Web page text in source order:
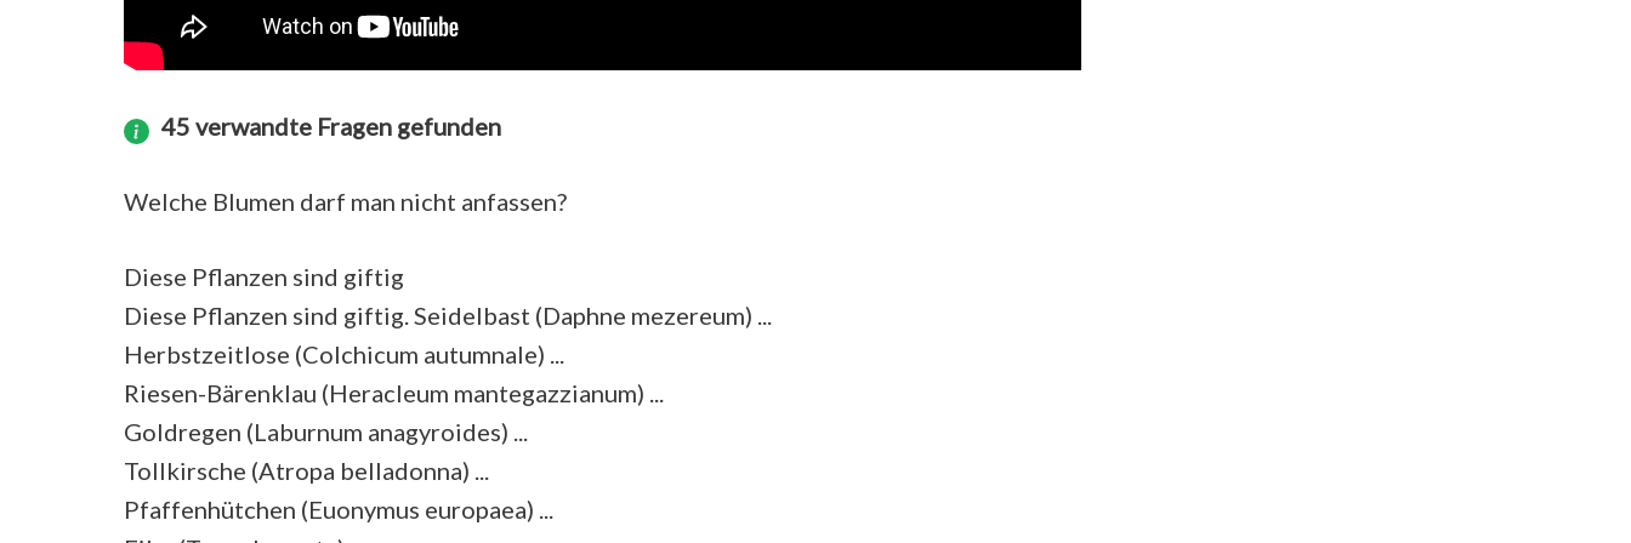
45 verwandte Fragen gefunden
Welche Blumen darf man nicht anfassen?
Diese Pflanzen sind giftig
Diese Pflanzen sind giftig. Seidelbast (Daphne mezereum) ...
Herbstzeitlose (Colchicum autumnale) ...
Riesen-Bärenklau (Heracleum mantegazzianum) ...
Goldregen (Laburnum anagyroides) ...
Tollkirsche (Atropa belladonna) ...
Pfaffenhütchen (Euonymus europaea) ...